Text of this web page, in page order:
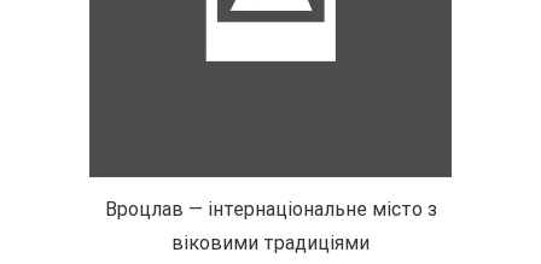
Вроцлав — інтернаціональне місто з
віковими традиціями